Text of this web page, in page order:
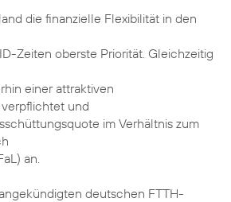
die finanzielle Flexibilität in den
Zeiten oberste Priorität. Gleichzeitig
einer attraktiven
und
im Verhältnis zum
an.
deutschen FTTH-